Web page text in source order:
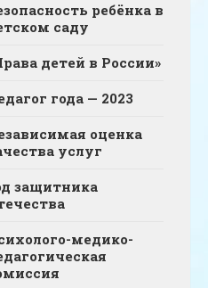
ребёнка в
саду
детей в России»
года — 2023
оценка
услуг
защитника
медико-